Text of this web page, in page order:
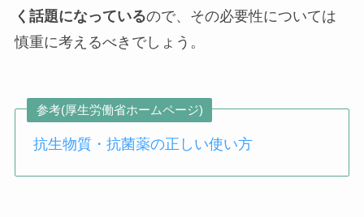
く話題になっているので、その必要性については
慎重に考えるべきでしょう。
参考(厚生労働省ホームページ)
抗生物質・抗菌薬の正しい使い方